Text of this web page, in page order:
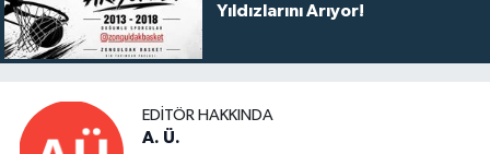
Yıldızlarını Arıyor!
EDITÖR HAKKINDA
A. Ü.